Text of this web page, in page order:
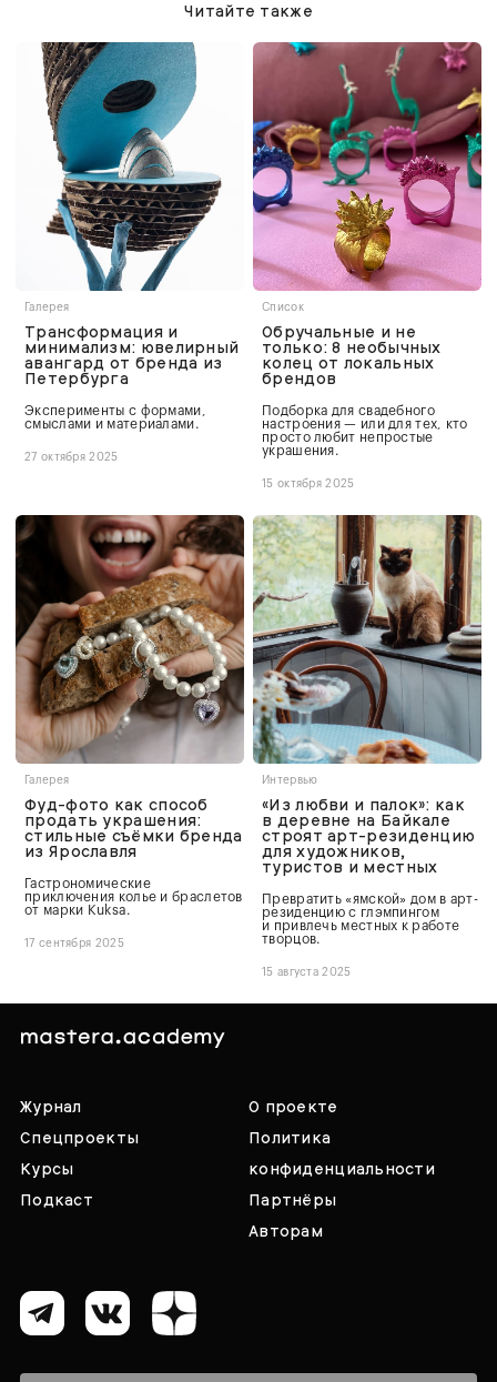
Читайте также
Галерея
Трансформация и
минимализм: ювелирный
авангард от бренда из
Петербурга
Эксперименты с формами,
смыслами и материалами.
27 октября 2025
Список
Обручальные и не
только: 8 необычных
колец от локальных
брендов
Подборка для свадебного
настроения — или для тех, кто
просто любит непростые
украшения.
15 октября 2025
Галерея
Фуд-фото как способ
продать украшения:
стильные съёмки бренда
из Ярославля
Гастрономические
приключения колье и браслетов
от марки Kuksa.
17 сентября 2025
Интервью
«Из любви и палок»: как
в деревне на Байкале
строят арт-резиденцию
для художников,
туристов и местных
Превратить «ямской» дом в арт-
резиденцию с глэмпингом
и привлечь местных к работе
творцов.
15 августа 2025
Журнал
Спецпроекты
Курсы
Подкаст
О проекте
Политика
конфиденциальности
Партнёры
Авторам